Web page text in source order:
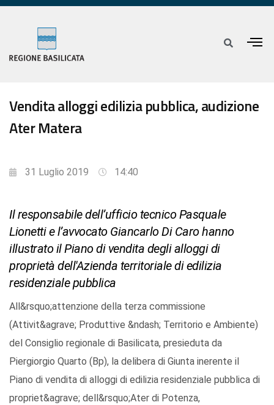
Vendita alloggi edilizia pubblica, audizione
Ater Matera
31 Luglio 2019 14:40
Il responsabile dell’ufficio tecnico Pasquale
Lionetti e l’avvocato Giancarlo Di Caro hanno
illustrato il Piano di vendita degli alloggi di
proprietà dell'Azienda territoriale di edilizia
residenziale pubblica
All&rsquo;attenzione della terza commissione
(Attivit&agrave; Produttive &ndash; Territorio e Ambiente)
del Consiglio regionale di Basilicata, presieduta da
Piergiorgio Quarto (Bp), la delibera di Giunta inerente il
Piano di vendita di alloggi di edilizia residenziale pubblica di
propriet&agrave; dell&rsquo;Ater di Potenza,